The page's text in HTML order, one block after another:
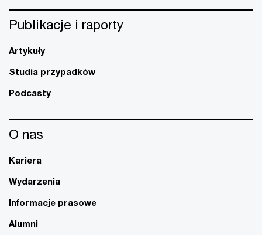
Publikacje i raporty
Artykuły
Studia przypadków
Podcasty
O nas
Kariera
Wydarzenia
Informacje prasowe
Alumni